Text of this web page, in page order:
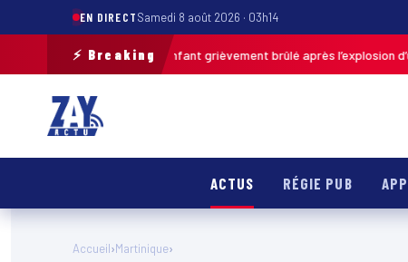
EN DIRECTSamedi 8 août 2026 · 03h14
⚡ Breaking
de-Calais : un enfant grièvement brûlé après l’explosion d’une balle
ACTUS RÉGIE PUB
Accueil›Martinique›